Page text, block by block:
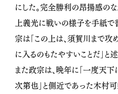
にした。完全勝利の昂揚感の
上義光に戦いの様子を手紙で
宗は「この上は、須賀川まで
に入るのもたやすいことだ」と
また政宗は、晩年に「一度天
次第也」と側近であった木村